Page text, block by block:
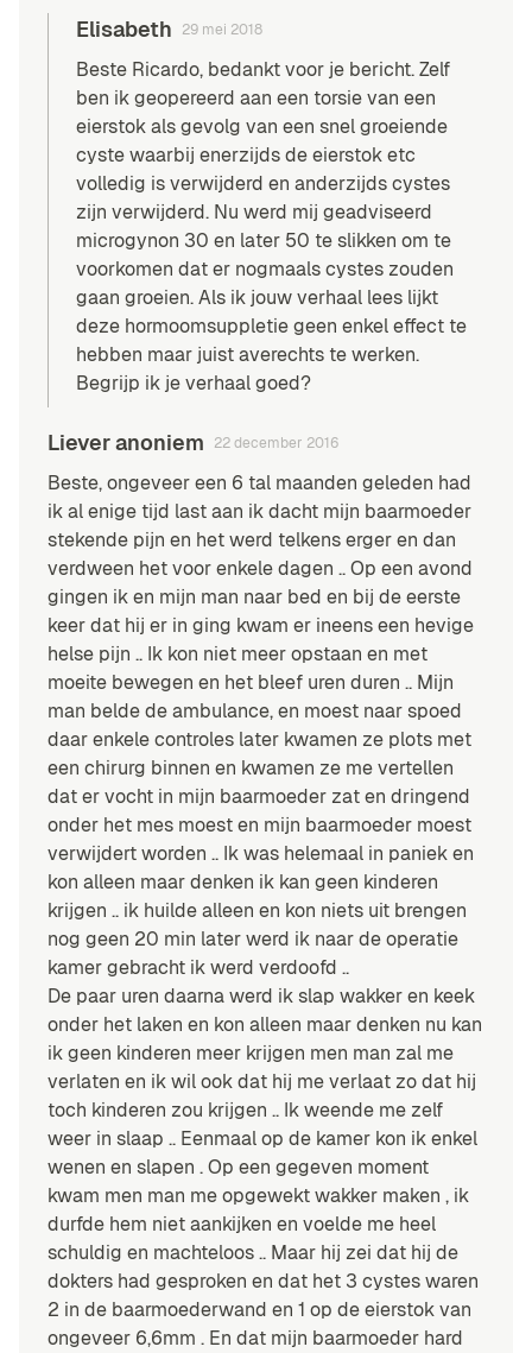
Elisabeth 29 mei 2018
Beste Ricardo, bedankt voor je bericht. Zelf
ben ik geopereerd aan een torsie van een
eierstok als gevolg van een snel groeiende
cyste waarbij enerzijds de eierstok etc
volledig is verwijderd en anderzijds cystes
zijn verwijderd. Nu werd mij geadviseerd
microgynon 30 en later 50 te slikken om te
voorkomen dat er nogmaals cystes zouden
gaan groeien. Als ik jouw verhaal lees lijkt
deze hormoomsuppletie geen enkel effect te
hebben maar juist averechts te werken.
Begrijp ik je verhaal goed?
Liever anoniem 22 december 2016
Beste, ongeveer een 6 tal maanden geleden had
ik al enige tijd last aan ik dacht mijn baarmoeder
stekende pijn en het werd telkens erger en dan
verdween het voor enkele dagen .. Op een avond
gingen ik en mijn man naar bed en bij de eerste
keer dat hij er in ging kwam er ineens een hevige
helse pijn .. Ik kon niet meer opstaan en met
moeite bewegen en het bleef uren duren .. Mijn
man belde de ambulance, en moest naar spoed
daar enkele controles later kwamen ze plots met
een chirurg binnen en kwamen ze me vertellen
dat er vocht in mijn baarmoeder zat en dringend
onder het mes moest en mijn baarmoeder moest
verwijdert worden .. Ik was helemaal in paniek en
kon alleen maar denken ik kan geen kinderen
krijgen .. ik huilde alleen en kon niets uit brengen
nog geen 20 min later werd ik naar de operatie
kamer gebracht ik werd verdoofd ..
De paar uren daarna werd ik slap wakker en keek
onder het laken en kon alleen maar denken nu kan
ik geen kinderen meer krijgen men man zal me
verlaten en ik wil ook dat hij me verlaat zo dat hij
toch kinderen zou krijgen .. Ik weende me zelf
weer in slaap .. Eenmaal op de kamer kon ik enkel
wenen en slapen . Op een gegeven moment
kwam men man me opgewekt wakker maken , ik
durfde hem niet aankijken en voelde me heel
schuldig en machteloos .. Maar hij zei dat hij de
dokters had gesproken en dat het 3 cystes waren
2 in de baarmoederwand en 1 op de eierstok van
ongeveer 6,6mm . En dat mijn baarmoeder hard